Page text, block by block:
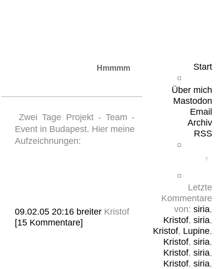
Start
Über mich
Mastodon
Email
Archiv
RSS
Letzte
Kommentare
von: siria,
Kristof, siria,
Kristof, Lupine,
Kristof, siria,
Kristof, siria,
Kristof, siria,
Hmmmm
Zwei Tage Projekt - Team -
Event in Budapest. Hier meine
Aufzeichnungen:
09.02.05 20:16 breiter Kristof
[15 Kommentare]